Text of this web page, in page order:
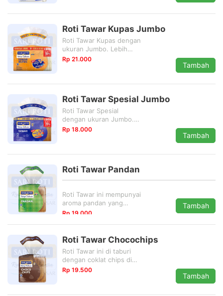
Roti Tawar Kupas Jumbo
Roti Tawar Kupas dengan
ukuran Jumbo. Lebih
hemat 20% dari
Rp 21.000
Tambah
Roti Tawar Spesial Jumbo
Roti Tawar Spesial
dengan ukuran Jumbo.
Lebih hemat 20% dari
Rp 18.000
Tambah
Roti Tawar Pandan
Roti Tawar ini mempunyai
aroma pandan yang
begitu aromatik dan enak
Rp 19.000
Tambah
Roti Tawar Chocochips
Roti Tawar ini di taburi
dengan coklat chips di
setiap permukaannya.
Rp 19.500
Tambah